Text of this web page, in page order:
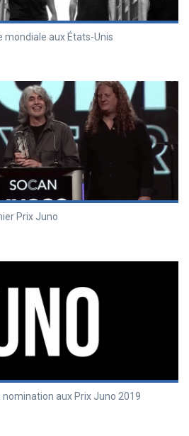
mondiale aux États-Unis
Prix Juno
nomination aux Prix Juno 2019